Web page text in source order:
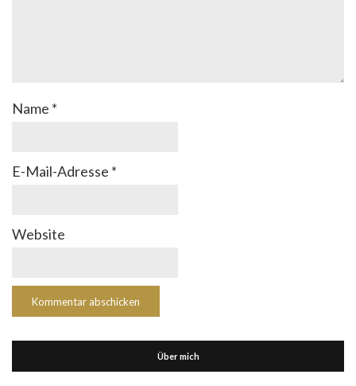
Name *
E-Mail-Adresse *
Website
Über mich